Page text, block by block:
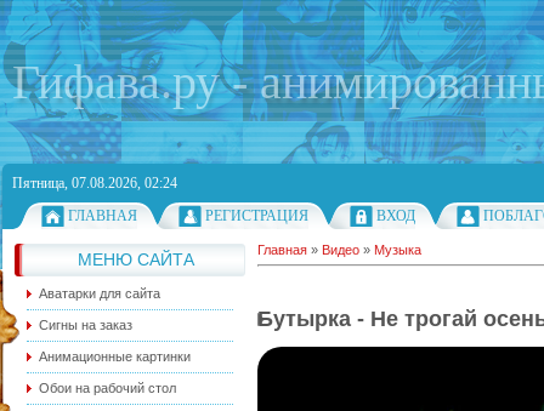
Гифава.ру -
Пятница, 07.08.2026, 02:24
ГЛАВНАЯ
РЕГИСТРАЦИЯ ВХОД
МЕНЮ САЙТА
Аватарки для сайта
Сигны на заказ
Анимационные картинки
Обои на рабочий стол
Главная » Видео » Музыка
Бутырка - Не трогай